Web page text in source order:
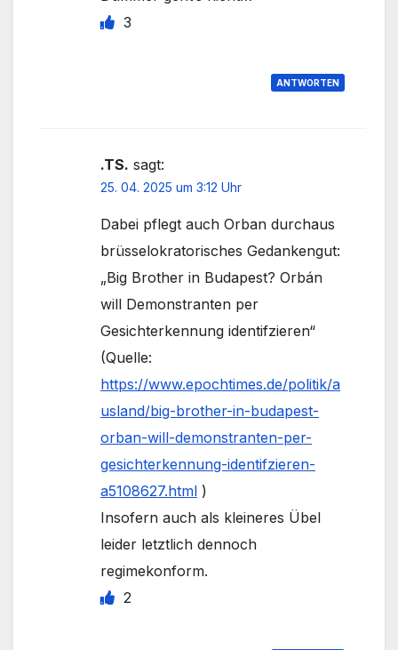
3
ANTWORTEN
.TS. sagt:
25. 04. 2025 um 3:12 Uhr
Dabei pflegt auch Orban durchaus
brüsselokratorisches Gedankengut:
„Big Brother in Budapest? Orbán
will Demonstranten per
Gesichterkennung identifzieren“
(Quelle:
https://www.epochtimes.de/politik/a
usland/big-brother-in-budapest-
orban-will-demonstranten-per-
gesichterkennung-identifzieren-
a5108627.html )
Insofern auch als kleineres Übel
leider letztlich dennoch
regimekonform.
2